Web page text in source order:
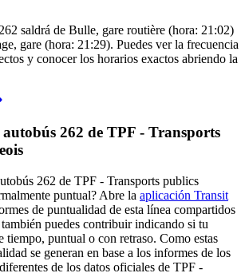
saldrá de Bulle, gare routière (hora: 21:02)
gare (hora: 21:29). Puedes ver la frecuencia
y conocer los horarios exactos abriendo la
262 de TPF - Transports
262 de TPF - Transports publics
puntual? Abre la aplicación Transit
de puntualidad de esta línea compartidos
puedes contribuir indicando si tu
tiempo, puntual o con retraso. Como estas
se generan en base a los informes de los
de los datos oficiales de TPF -